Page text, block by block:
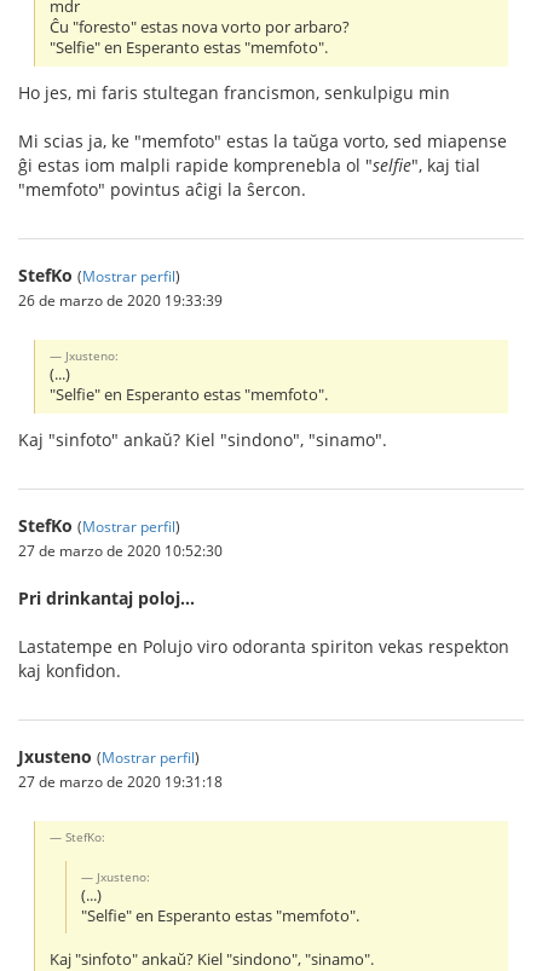
mdr
Ĉu "foresto" estas nova vorto por arbaro?
"Selfie" en Esperanto estas "memfoto".
Ho jes, mi faris stultegan francismon, senkulpigu min
Mi scias ja, ke "memfoto" estas la taŭga vorto, sed miapense
ĝi estas iom malpli rapide komprenebla ol "selfie", kaj tial
"memfoto" povintus aĉigi la ŝercon.
StefKo (Mostrar perfil)
26 de marzo de 2020 19:33:39
Jxusteno:
(...)
"Selfie" en Esperanto estas "memfoto".
Kaj "sinfoto" ankaŭ? Kiel "sindono", "sinamo".
StefKo (Mostrar perfil)
27 de marzo de 2020 10:52:30
Pri drinkantaj poloj...
Lastatempe en Polujo viro odoranta spiriton vekas respekton
kaj konfidon.
Jxusteno (Mostrar perfil)
27 de marzo de 2020 19:31:18
StefKo:
Jxusteno:
(...)
"Selfie" en Esperanto estas "memfoto".
Kaj "sinfoto" ankaŭ? Kiel "sindono", "sinamo".